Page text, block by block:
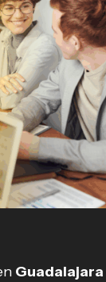
Guadalajara